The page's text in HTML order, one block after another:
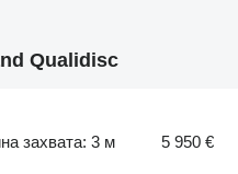
Qualidisc
захвата: 3 м 5 950 €